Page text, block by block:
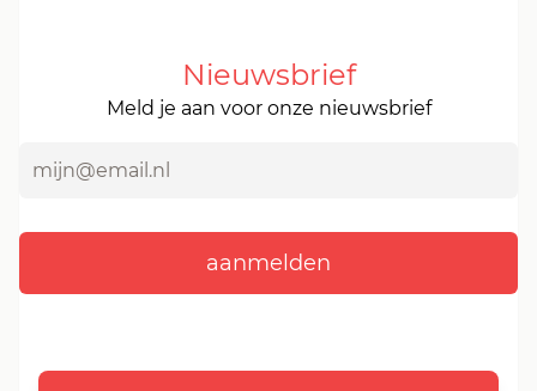
Nieuwsbrief
Meld je aan voor onze nieuwsbrief